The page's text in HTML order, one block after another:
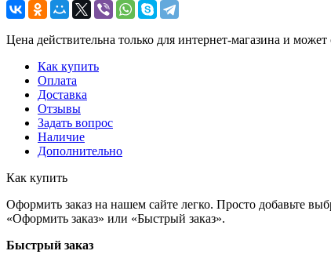
Цена действительна только для интернет-магазина и
Как купить
Оплата
Доставка
Отзывы
Задать вопрос
Наличие
Дополнительно
Как купить
Оформить заказ на нашем сайте легко. Просто добавьте
«Оформить заказ» или «Быстрый заказ».
Быстрый заказ